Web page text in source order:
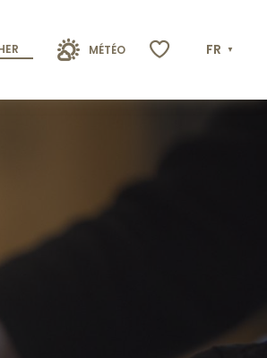
MÉTÉO FR